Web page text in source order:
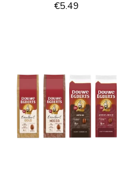
€5.49